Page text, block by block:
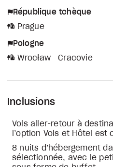
République tchèque
Prague
Pologne
Wrocław
Cracovie
Inclusions
Vols aller-retour à
l’option Vols et Hôtel est
8 nuits d’hébergement
sélectionnée, avec le